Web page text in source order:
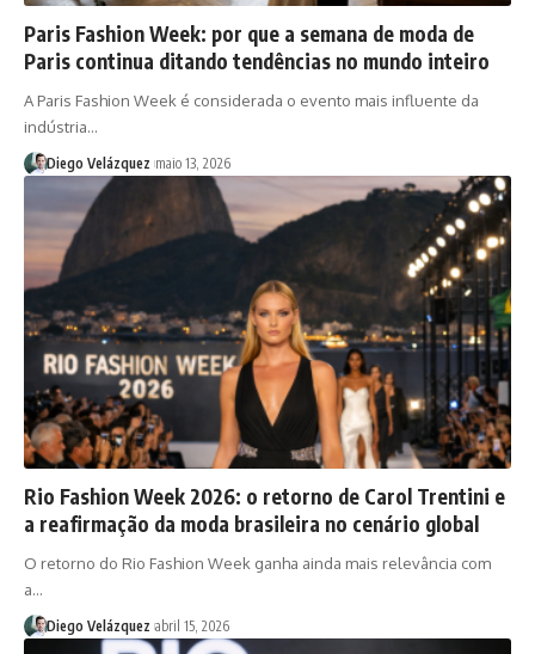
Paris Fashion Week: por que a semana de moda de
Paris continua ditando tendências no mundo inteiro
A Paris Fashion Week é considerada o evento mais influente da
indústria…
Diego Velázquez maio 13, 2026
Rio Fashion Week 2026: o retorno de Carol Trentini e
a reafirmação da moda brasileira no cenário global
O retorno do Rio Fashion Week ganha ainda mais relevância com
a…
Diego Velázquez abril 15, 2026